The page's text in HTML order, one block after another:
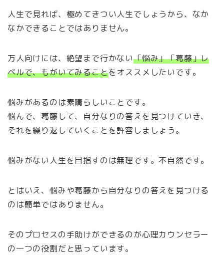
人生で見れば、極めてきつい人生でしょうから、なか
なかできることではありません。
万人向けには、絶望まで行かない「悩み」「葛藤」レ
ベルで、もがいてみることをオススメしたいです。
悩みがあるのは素晴らしいことです。
悩んで、葛藤して、自分なりの答えを見つけていき、
それを繰り返していくことを許容しましょう。
悩みがない人生を目指すのは無理です。不自然です。
とはいえ、悩みや葛藤から自分なりの答えを見つける
のは簡単ではありません。
そのプロセスの手助けができるのが心理カウンセラー
の一つの役割だと思っています。